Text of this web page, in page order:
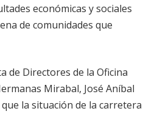
económicas y sociales
de comunidades que
de Directores de la Oficina
Mirabal, José Aníbal
la situación de la carretera